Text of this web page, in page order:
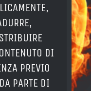
DI
PREVIO
PARTE DI